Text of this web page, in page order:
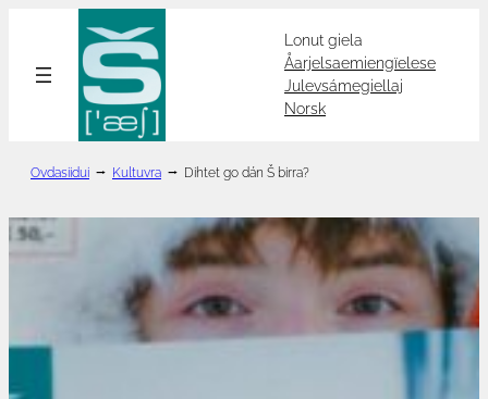
innhold
Lonut giela
Åarjelsaemiengïelese
Julevsámegiellaj
Norsk
Ovdasiidui ⭢ Kultuvra ⭢ Dihtet go dán Š birra?